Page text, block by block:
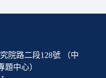
院路二段128號 （中
題中心）